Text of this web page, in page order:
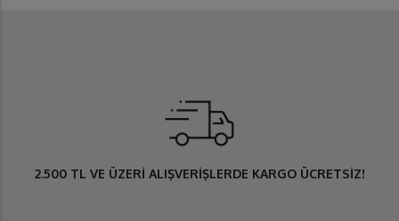
2.500 TL VE ÜZERİ ALIŞVERİŞLERDE KARGO ÜCRETSİZ!